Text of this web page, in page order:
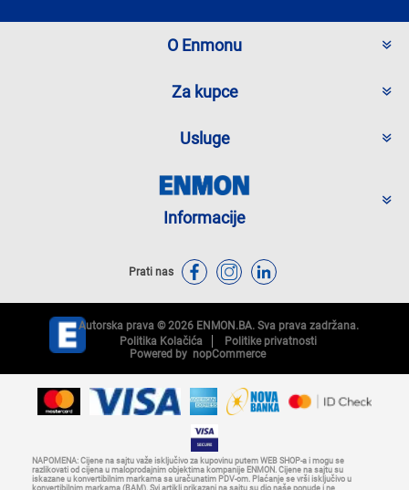
O Enmonu
Za kupce
Usluge
Informacije
Prati nas
Autorska prava © 2026 ENMON.BA. Sva prava zadržana.
Politika Kolačića
Politike privatnosti
Powered by nopCommerce
NAPOMENA: Cijene na sajtu važe isključivo za kupovinu putem WEB SHOP-a i mogu se
razlikovati od cijena u maloprodajnim objektima kompanije ENMON. Cijene na sajtu su
iskazane u konvertibilnim markama sa uračunatim PDV-om. Plaćanje se vrši isključivo u
konvertibilnim markama (BAM). Svi artikli prikazani na sajtu su dio naše ponude i ne